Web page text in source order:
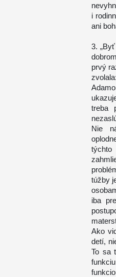
i
ani
3.
prvý
treba
Nie
týchto
túžby
iba
Ako
detí,
To sa